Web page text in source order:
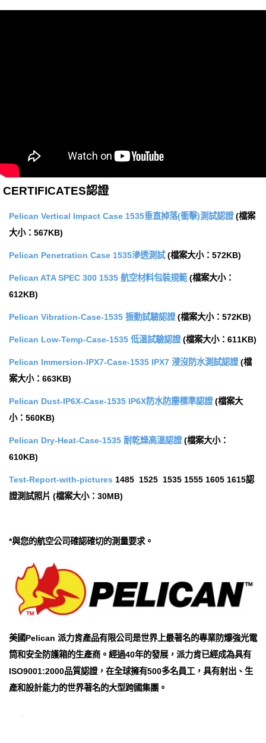
CERTIFICATES認證
Pelican Vertical Impact Case 1535垂直掉落(衝擊)測試認證(檔案
大小：567KB)
Pelican Penetration Case 1535滲透測試(檔案大小：572KB)
Pelican ATA SPEC 300 1535 航空材料包裝規範(檔案大小：
612KB)
Pelican Vibration-Case-1535 振動試驗認證(檔案大小：572KB)
Pelican Low-Temp-Case-1535 低溫試驗認證(檔案大小：611KB)
Pelican Immersion-IPX7-Case-1535 IPX7 浸沒防水測試認證(檔
案大小：663KB)
Pelican Dust-IP6X-Case-1535 IP6X防水防塵標準認證(檔案大
小：560KB)
Pelican Dry-Heat-Case-1535 耐乾燥高溫認證(檔案大小：
610KB)
Test-Report-with-pictures 1485 1525 1535 1555 1605 1615認
證測試照片 (檔案大小：30MB)
*與您的航空公司確認確切的測量要求。
美國Pelican 派力肯產品有限公司是世界上最著名的專業防爆強光電
筒和安全防護箱的生產商。經過40年的發展，派力肯已經成為具有
ISO9001:2000品質認證，在全球擁有500多名員工，具有射出、生
產和設計能力的世界著名的大型跨國集團。